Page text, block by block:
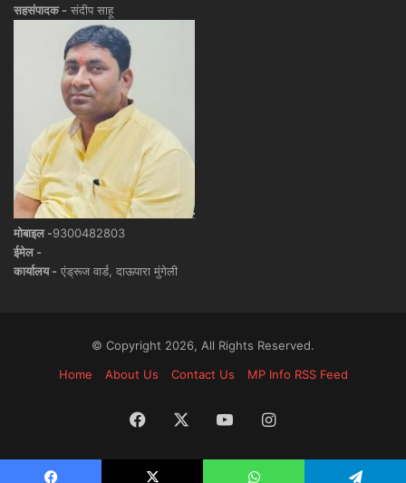
सहसंपादक - संदीप साहू
मोबाइल -9300482803
ईमेल -
कार्यालय - एंड्रूज वार्ड, दाऊपारा मुंगेली
© Copyright 2026, All Rights Reserved.
Home
About Us Contact Us MP Info RSS Feed
Facebook YouTubeInstagram